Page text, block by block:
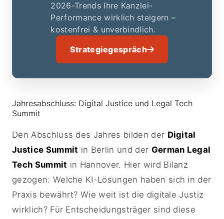
2026-Trends Ihre Kanzlei-
Performance wirklich steigern –
kostenfrei & unverbindlich.
Strategiegespräch
Jahresabschluss: Digital Justice und Legal Tech
Summit
Den Abschluss des Jahres bilden der Digital
Justice Summit in Berlin und der German Legal
Tech Summit in Hannover. Hier wird Bilanz
gezogen: Welche KI-Lösungen haben sich in der
Praxis bewährt? Wie weit ist die digitale Justiz
wirklich? Für Entscheidungsträger sind diese